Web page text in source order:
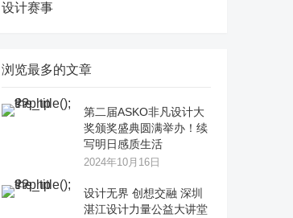
设计赛事
浏览最多的文章
第二届ASKO非凡设计大
奖颁奖盛典圆满举办！续
写明日感质生活
2024年10月16日
设计无界 创想交融 深圳
湛江设计力量公益大讲堂